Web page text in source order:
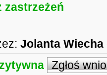
zastrzeżeń
Jolanta Wiecha
Zgłoś